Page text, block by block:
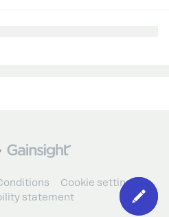
Cookie settings
statement